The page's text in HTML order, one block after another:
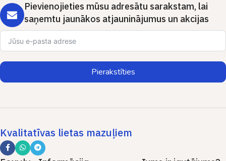
Pievienojieties mūsu adresātu sarakstam, lai
saņemtu jaunākos atjauninājumus un akcijas
Pierakstīties
Kvalitatīvas lietas mazuļiem